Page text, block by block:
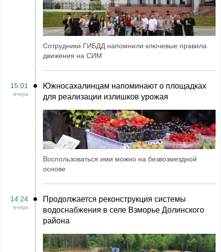
Сотрудники ГИБДД напомнили ключевые правила
движения на СИМ
15:01
вчера
Южносахалинцам напоминают о площадках
для реализации излишков урожая
Воспользоваться ими можно на безвозмездной
основе
14:24
вчера
Продолжается реконструкция системы
водоснабжения в селе Взморье Долинского
района